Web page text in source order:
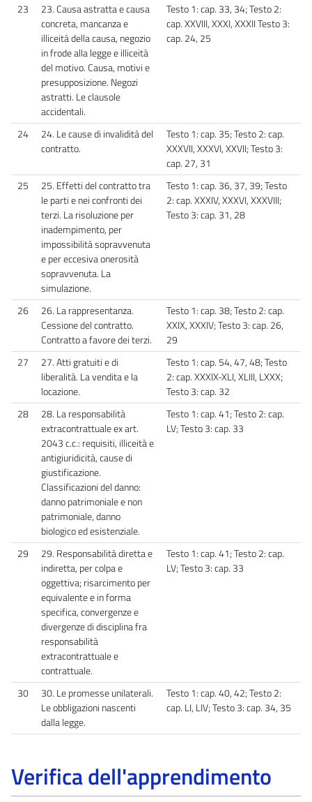
23
23. Causa astratta e causa
concreta, mancanza e
illiceità della causa, negozio
in frode alla legge e illiceità
del motivo. Causa, motivi e
presupposizione. Negozi
astratti. Le clausole
accidentali.
Testo 1: cap. 33, 34; Testo 2:
cap. XXVIII, XXXI, XXXII Testo 3:
cap. 24, 25
24
24. Le cause di invalidità del
contratto.
Testo 1: cap. 35; Testo 2: cap.
XXXVII, XXXVI, XXVII; Testo 3:
cap. 27, 31
25
25. Effetti del contratto tra
le parti e nei confronti dei
terzi. La risoluzione per
inadempimento, per
impossibilità sopravvenuta
e per eccesiva onerosità
sopravvenuta. La
simulazione.
Testo 1: cap. 36, 37, 39; Testo
2: cap. XXXIV, XXXVI, XXXVIII;
Testo 3: cap. 31, 28
26
26. La rappresentanza.
Cessione del contratto.
Contratto a favore dei terzi.
Testo 1: cap. 38; Testo 2: cap.
XXIX, XXXIV; Testo 3: cap. 26,
29
27
27. Atti gratuiti e di
liberalità. La vendita e la
locazione.
Testo 1: cap. 54, 47, 48; Testo
2: cap. XXXIX-XLI, XLIII, LXXX;
Testo 3: cap. 32
28
28. La responsabilità
extracontrattuale ex art.
2043 c.c.: requisiti, illiceità e
antigiuridicità, cause di
giustificazione.
Classificazioni del danno:
danno patrimoniale e non
patrimoniale, danno
biologico ed esistenziale.
Testo 1: cap. 41; Testo 2: cap.
LV; Testo 3: cap. 33
29
29. Responsabilità diretta e
indiretta, per colpa e
oggettiva; risarcimento per
equivalente e in forma
specifica, convergenze e
divergenze di disciplina fra
responsabilità
extracontrattuale e
contrattuale.
Testo 1: cap. 41; Testo 2: cap.
LV; Testo 3: cap. 33
30
30. Le promesse unilaterali.
Le obbligazioni nascenti
dalla legge.
Testo 1: cap. 40, 42; Testo 2:
cap. LI, LIV; Testo 3: cap. 34, 35
Verifica dell'apprendimento